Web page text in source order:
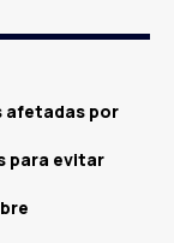
afetadas por
para evitar